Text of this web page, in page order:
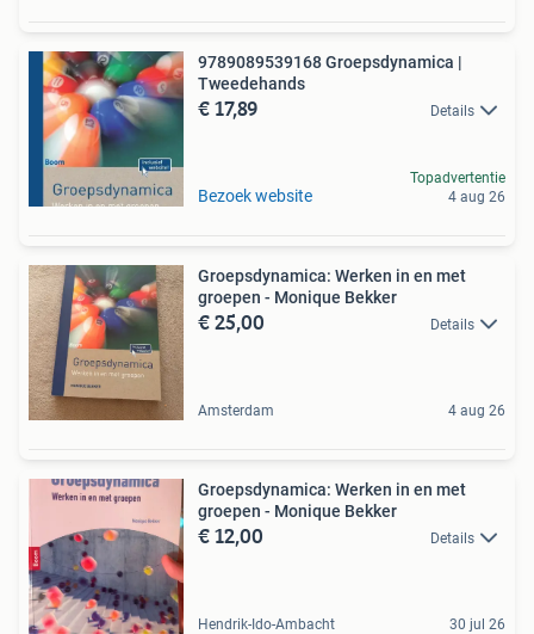
9789089539168 Groepsdynamica |
Tweedehands
€ 17,89 Details
Bezoek website
Topadvertentie
4 aug 26
Groepsdynamica: Werken in en met
groepen - Monique Bekker
€ 25,00 Details
Amsterdam 4 aug 26
Groepsdynamica: Werken in en met
groepen - Monique Bekker
€ 12,00 Details
Hendrik-Ido-Ambacht 30 jul 26